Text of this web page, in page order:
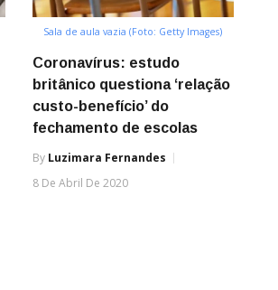
Sala de aula vazia (Foto: Getty Images)
Coronavírus: estudo
britânico questiona ‘relação
custo-benefício’ do
fechamento de escolas
By Luzimara Fernandes
8 De Abril De 2020